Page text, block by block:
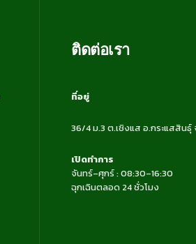
ติดต่อเรา
ที่อยู่
36/4 ม.3 ต.เชิงแส อ.กระแสสินธุ์
เปิดทำการ
จันทร์–ศุกร์ : 08:30–16:30
ฉุกเฉินตลอด 24 ชั่วโมง